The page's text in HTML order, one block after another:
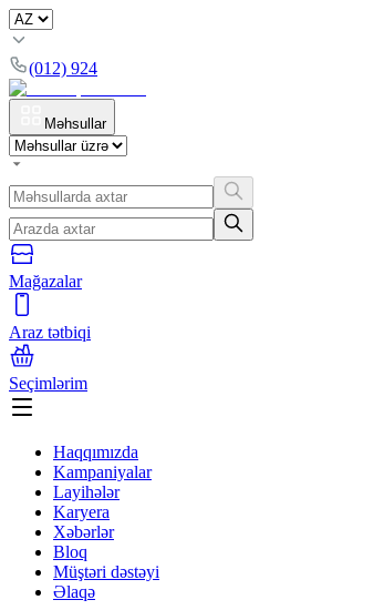
(012) 924
Məhsullar
Mağazalar
Araz tətbiqi
Seçimlərim
Haqqımızda
Kampaniyalar
Layihələr
Karyera
Xəbərlər
Bloq
Müştəri dəstəyi
Əlaqə